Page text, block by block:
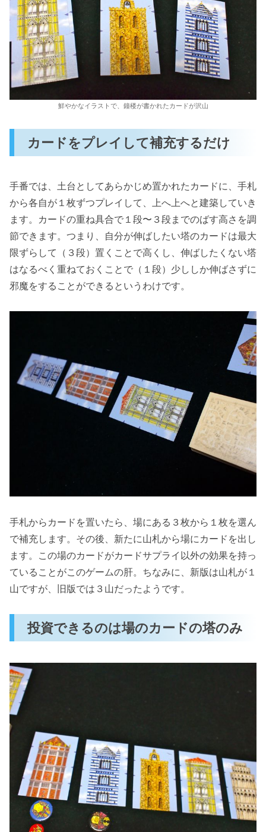
鮮やかなイラストで、鐘楼が書かれたカードが沢山
カードをプレイして補充するだけ
手番では、土台としてあらかじめ置かれたカードに、手札
から各自が１枚ずつプレイして、上へ上へと建築していき
ます。カードの重ね具合で１段〜３段までのばす高さを調
節できます。つまり、自分が伸ばしたい塔のカードは最大
限ずらして（３段）置くことで高くし、伸ばしたくない塔
はなるべく重ねておくことで（１段）少ししか伸ばさずに
邪魔をすることができるというわけです。
手札からカードを置いたら、場にある３枚から１枚を選ん
で補充します。その後、新たに山札から場にカードを出し
ます。この場のカードがカードサプライ以外の効果を持っ
ていることがこのゲームの肝。ちなみに、新版は山札が１
山ですが、旧版では３山だったようです。
投資できるのは場のカードの塔のみ